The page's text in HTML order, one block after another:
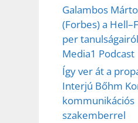
Galambos
(Forbes) a
per
Media1 Podcast
Így ver át a
Interjú Bőhm
kommunikációs
szakemberrel